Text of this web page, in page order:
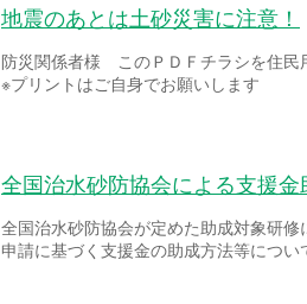
地震のあとは土砂災害に注意！
防災関係者様 このＰＤＦチラシを住民
※プリントはご自身でお願いします
全国治水砂防協会による支援
全国治水砂防協会が定めた助成対象研
申請に基づく支援金の助成方法等につい